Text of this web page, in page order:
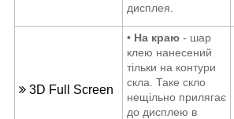
дисплея.
3D Full Screen
• На краю - шар
клею нанесений
тільки на контури
скла. Таке скло
нещільно прилягає
до дисплею в